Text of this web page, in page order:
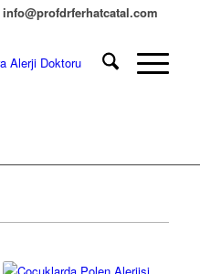
info@profdrferhatcatal.com